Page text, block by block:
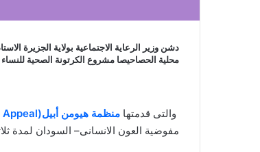
دشن وزير الرعاية الاجتماعية بولاية الجزيرة
محلية الحصاحيصا مشروع الكرتونة الصحية
والتى قدمتها منظمة هيومن أبيل(Humna Appeal)
مفوضية العون الانسانى– السودان لمدة